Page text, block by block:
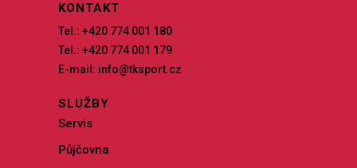
KONTAKT
Tel.: +420 774 001 180
Tel.: +420 774 001 179
E-mail: info@tksport.cz
SLUŽBY
Servis
Půjčovna